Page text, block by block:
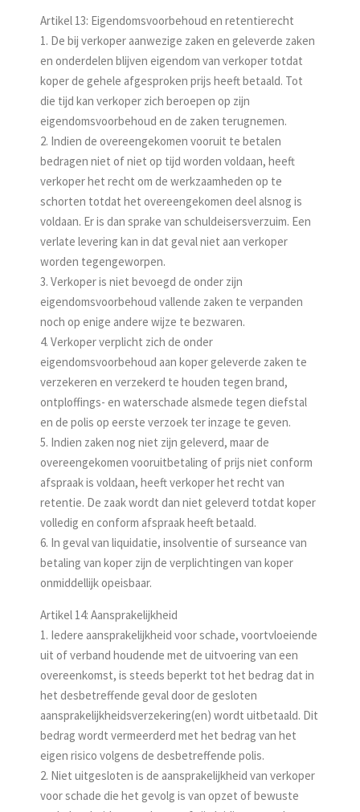
Artikel 13: Eigendomsvoorbehoud en retentierecht
1. De bij verkoper aanwezige zaken en geleverde zaken
en onderdelen blijven eigendom van verkoper totdat
koper de gehele afgesproken prijs heeft betaald. Tot
die tijd kan verkoper zich beroepen op zijn
eigendomsvoorbehoud en de zaken terugnemen.
2. Indien de overeengekomen vooruit te betalen
bedragen niet of niet op tijd worden voldaan, heeft
verkoper het recht om de werkzaamheden op te
schorten totdat het overeengekomen deel alsnog is
voldaan. Er is dan sprake van schuldeisersverzuim. Een
verlate levering kan in dat geval niet aan verkoper
worden tegengeworpen.
3. Verkoper is niet bevoegd de onder zijn
eigendomsvoorbehoud vallende zaken te verpanden
noch op enige andere wijze te bezwaren.
4. Verkoper verplicht zich de onder
eigendomsvoorbehoud aan koper geleverde zaken te
verzekeren en verzekerd te houden tegen brand,
ontploffings- en waterschade alsmede tegen diefstal
en de polis op eerste verzoek ter inzage te geven.
5. Indien zaken nog niet zijn geleverd, maar de
overeengekomen vooruit­betaling of prijs niet conform
afspraak is voldaan, heeft verkoper het recht van
retentie. De zaak wordt dan niet geleverd totdat koper
volledig en conform afspraak heeft betaald.
6. In geval van liquidatie, insolventie of surseance van
betaling van koper zijn de verplichtingen van koper
onmiddellijk opeisbaar.
Artikel 14: Aansprakelijkheid
1. Iedere aansprakelijkheid voor schade, voortvloeiende
uit of verband houdende met de uitvoering van een
overeenkomst, is steeds beperkt tot het bedrag dat in
het desbetreffende geval door de gesloten
aansprakelijkheidsverzekering(en) wordt uitbetaald. Dit
bedrag wordt vermeerderd met het bedrag van het
eigen risico volgens de desbetreffende polis.
2. Niet uitgesloten is de aansprakelijkheid van verkoper
voor schade die het gevolg is van opzet of bewuste